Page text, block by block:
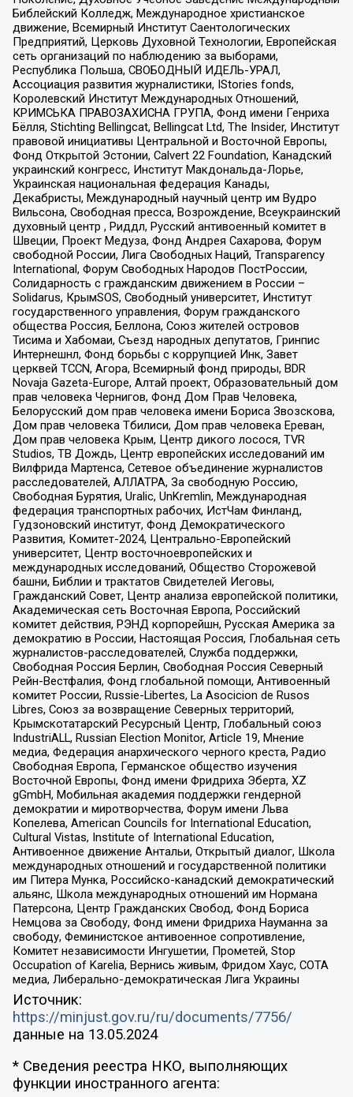
Библейский Колледж, Международное христианское
движение, Всемирный Институт Саентологических
Предприятий, Церковь Духовной Технологии, Европейская
сеть организаций по наблюдению за выборами,
Республика Польша, СВОБОДНЫЙ ИДЕЛЬ-УРАЛ,
Ассоциация развития журналистики, IStories fonds,
Королевский Институт Международных Отношений,
КРИМСЬКА ПРАВОЗАХИСНА ГРУПА, Фонд имени Генриха
Бёлля, Stichting Bellingcat, Bellingcat Ltd, The Insider, Институт
правовой инициативы Центральной и Восточной Европы,
Фонд Открытой Эстонии, Calvert 22 Foundation, Канадский
украинский конгресс, Институт Макдональда-Лорье,
Украинская национальная федерация Канады,
Декабристы, Международный научный центр им Вудро
Вильсона, Свободная пресса, Возрождение, Всеукраинский
духовный центр , Риддл, Русский антивоенный комитет в
Швеции, Проект Медуза, Фонд Андрея Сахарова, Форум
свободной России, Лига Свободных Наций, Transparеncy
International, Форум Свободных Народов ПостРоссии,
Солидарность с гражданским движением в России –
Solidarus, КрымSOS, Свободный университет, Институт
государственного управления, Форум гражданского
общества Россия, Беллона, Союз жителей островов
Тисима и Хабомаи, Съезд народных депутатов, Гринпис
Интернешнл, Фонд борьбы с коррупцией Инк, Завет
церквей TCCN, Агора, Всемирный фонд природы, BDR
Novaja Gazeta-Europe, Алтай проект, Образовательный дом
прав человека Чернигов, Фонд Дом Прав Человека,
Белорусский дом прав человека имени Бориса Звозскова,
Дом прав человека Тбилиси, Дом прав человека Ереван,
Дом прав человека Крым, Центр дикого лосося, TVR
Studios, ТВ Дождь, Центр европейских исследований им
Вилфрида Мартенса, Сетевое объединение журналистов
расследователей, АЛЛАТРА, За свободную Россию,
Свободная Бурятия, Uralic, UnKremlin, Международная
федерация транспортных рабочих, ИстЧам Финланд,
Гудзоновский институт, Фонд Демократического
Развития, Комитет-2024, Центрально-Европейский
университет, Центр восточноевропейских и
международных исследований, Общество Сторожевой
башни, Библии и трактатов Свидетелей Иеговы,
Гражданский Совет, Центр анализа европейской политики,
Академическая сеть Восточная Европа, Российский
комитет действия, РЭНД корпорейшн, Русская Америка за
демократию в России, Настоящая Россия, Глобальная сеть
журналистов-расследователей, Служба поддержки,
Свободная Россия Берлин, Свободная Россия Северный
Рейн-Вестфалия, Фонд глобальной помощи, Антивоенный
комитет России, Russie-Libertes, La Asocicion de Rusos
Libres, Союз за возвращение Северных территорий,
Крымскотатарский Ресурсный Центр, Глобальный союз
IndustriALL, Russian Election Monitor, Article 19, Мнение
медиа, Федерация анархического черного креста, Радио
Свободная Европа, Германское общество изучения
Восточной Европы, Фонд имени Фридриха Эберта, XZ
gGmbH, Мобильная академия поддержки гендерной
демократии и миротворчества, Форум имени Льва
Копелева, American Councils for International Education,
Cultural Vistas, Institute of International Education,
Антивоенное движение Антальи, Открытый диалог, Школа
международных отношений и государственной политики
им Питера Мунка, Российско-канадский демократический
альянс, Школа международных отношений им Нормана
Патерсона, Центр Гражданских Свобод, Фонд Бориса
Немцова за Свободу, Фонд имени Фридриха Науманна за
свободу, Феминистское антивоенное сопротивление,
Комитет независимости Ингушетии, Прометей, Stop
Occupation of Karelia, Вернись живым, Фридом Хаус, СОТА
медиа, Либерально-демократическая Лига Украины
Источник:
https://minjust.gov.ru/ru/documents/7756/
данные на 13.05.2024
* Сведения реестра НКО, выполняющих
функции иностранного агента: